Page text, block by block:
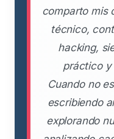
comparto mis
técnico,
hacking,
práctico y
Cuando no
escribiendo
explorando